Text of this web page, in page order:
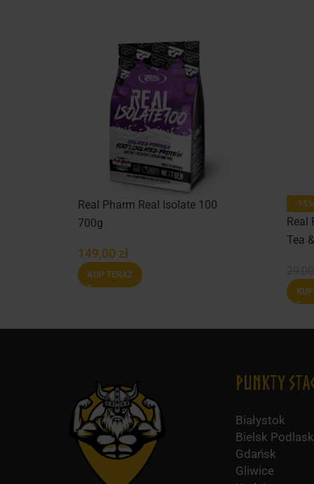
Real Pharm Real Isolate 100
700g
149,00 zł
KUP TERAZ
-15%
Real
Tea
Punkty
Białystok
Bielsk
Gdańsk
Gliwice